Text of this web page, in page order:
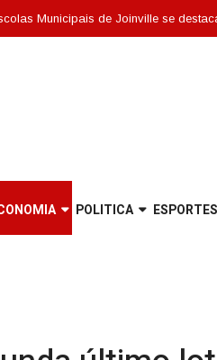
de Joinville se destacam entre
POLITICA ESPORTES